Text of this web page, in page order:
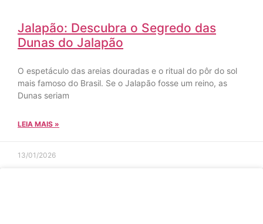
Jalapão: Descubra o Segredo das
Dunas do Jalapão
O espetáculo das areias douradas e o ritual do pôr do sol
mais famoso do Brasil. Se o Jalapão fosse um reino, as
Dunas seriam
LEIA MAIS »
13/01/2026